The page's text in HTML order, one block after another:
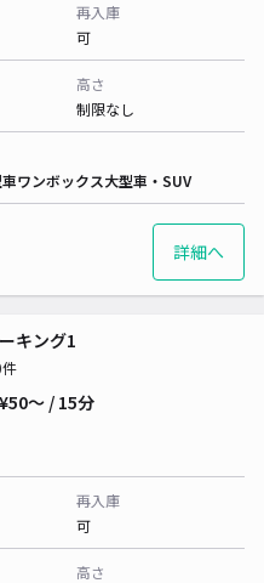
再入庫
可
高さ
制限なし
ワンボックス大型車・SUV
詳細へ
キング1
¥50〜 / 15分
再入庫
可
高さ